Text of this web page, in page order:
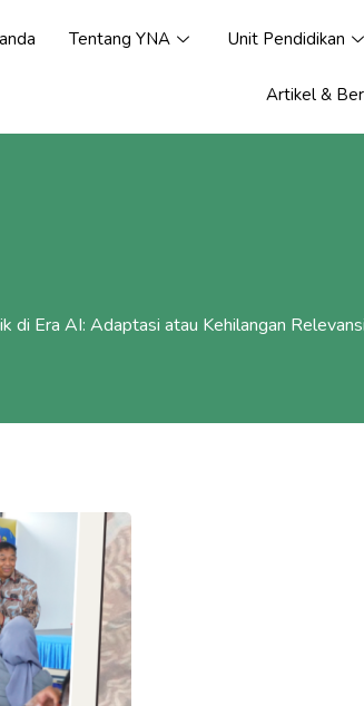
Tentang YNA Unit Pendidikan
Artikel &
di Era AI: Adaptasi atau Kehilangan